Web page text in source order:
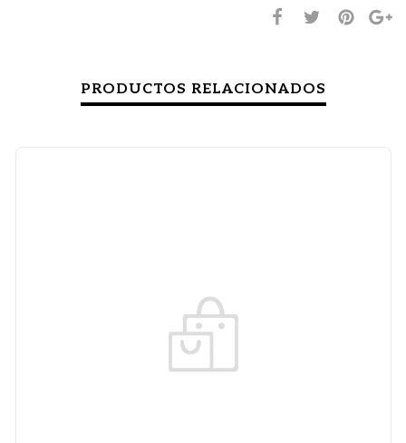
PRODUCTOS RELACIONADOS